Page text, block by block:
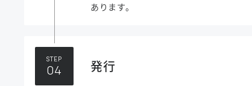
あります。
STEP 発行